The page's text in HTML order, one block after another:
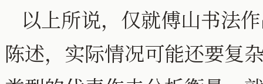
以上所说，仅就傅山书法
陈述，实际情况可能还要复